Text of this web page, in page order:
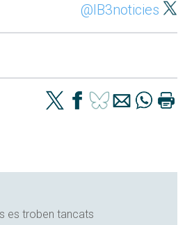
@IB3noticies
es troben tancats